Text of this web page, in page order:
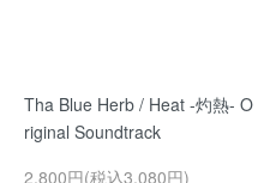
Tha Blue Herb / Heat -灼熱- O
riginal Soundtrack
2,800円(税込3,080円)